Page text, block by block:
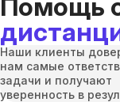
Помощь
Наши клиенты
нам самые
задачи и получают
уверенность в